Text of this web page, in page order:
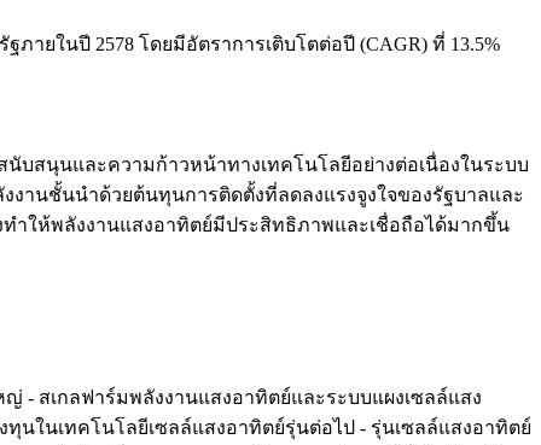
ายในปี 2578 โดยมีอัตราการเติบโตต่อปี (CAGR) ที่ 13.5%
บสนุนและความก้าวหน้าทางเทคโนโลยีอย่างต่อเนื่องในระบบ
านชั้นนำด้วยต้นทุนการติดตั้งที่ลดลงแรงจูงใจของรัฐบาลและ
ำให้พลังงานแสงอาทิตย์มีประสิทธิภาพและเชื่อถือได้มากขึ้น
- สเกลฟาร์มพลังงานแสงอาทิตย์และระบบแผงเซลล์แสง
นในเทคโนโลยีเซลล์แสงอาทิตย์รุ่นต่อไป - รุ่นเซลล์แสงอาทิตย์